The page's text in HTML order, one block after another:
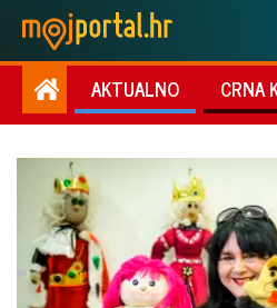
AKTUALNO CRNA